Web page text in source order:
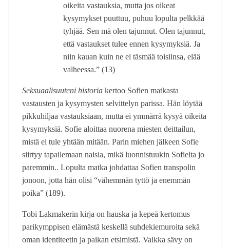
oikeita vastauksia, mutta jos oikeat
kysymykset puuttuu, puhuu lopulta pelkkää
tyhjää. Sen mä olen tajunnut. Olen tajunnut,
että vastaukset tulee ennen kysymyksiä. Ja
niin kauan kuin ne ei täsmää toisiinsa, elää
valheessa.” (13)
Seksuaalisuuteni historiakertoo Sofien matkasta
vastausten ja kysymysten selvittelyn parissa. Hän löytää
pikkuhiljaa vastauksiaan, mutta ei ymmärrä kysyä oikeita
kysymyksiä. Sofie aloittaa nuorena miesten deittailun,
mistä ei tule yhtään mitään. Parin miehen jälkeen Sofie
siirtyy tapailemaan naisia, mikä luonnistuukin Sofielta jo
paremmin.. Lopulta matka johdattaa Sofien transpolin
jonoon, jotta hän olisi “vähemmän tyttö ja enemmän
poika” (189).
Tobi Lakmakerin kirja on hauska ja kepeä kertomus
parikymppisen elämästä keskellä suhdekiemuroita sekä
oman identiteetin ja paikan etsimistä. Vaikka sävy on